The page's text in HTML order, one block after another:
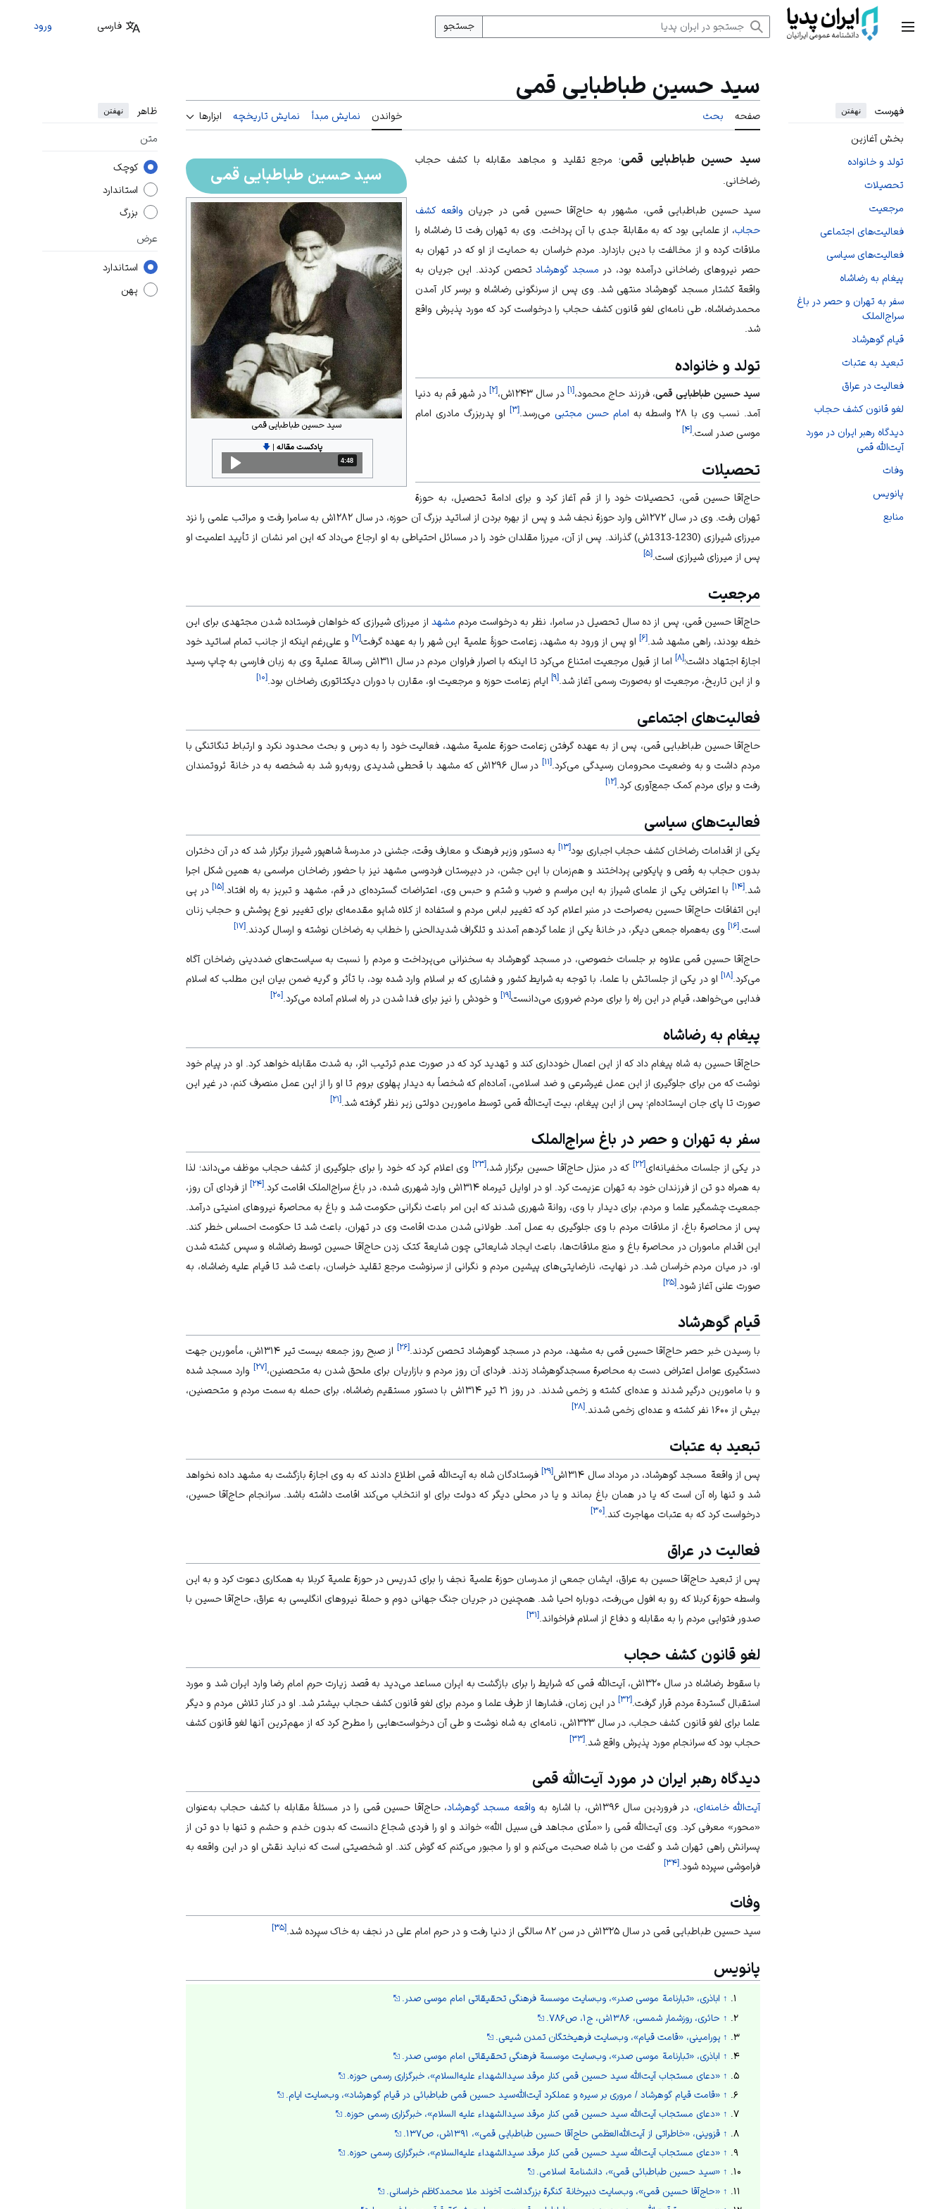
منوی اصلی
جستجو فارسی ورود
فهرست نهفتن
بخش آغازین
تولد و خانواده
تحصیلات
مرجعیت
فعالیت‌های اجتماعی
فعالیت‌های سیاسی
پیغام به رضاشاه
سفر به تهران و حصر در باغ
سراج‌الملک
قیام گوهرشاد
تبعید به عتبات
فعالیت‌‌ در عراق
لغو قانون کشف حجاب
دیدگاه رهبر ایران در مورد
آیت‌الله قمی
وفات
پانویس
منابع
سید حسین طباطبایی قمی
صفحه بحث خواندن نمایش مبدأ نمایش تاریخچه ابزارها ظاهر نهفتن
متن
کوچک
استاندارد
بزرگ
عرض
استاندارد
پهن
سید حسین طباطبایی قمی
سید حسین طباطبایی قمی
پادکست مقاله |
🡇
مدت: 4 دقیقه و 48 ثانیه
4:48
سید حسین طباطبایی قمی؛ مرجع تقلید و مجاهد مقابله با کشف حجاب
رضاخانی.
سید حسین طباطبایی قمی، مشهور به حاج‌آقا حسین قمی در جریان واقعه کشف
حجاب، از علمایی بود که به مقابلة جدی با آن پرداخت. وی به تهران رفت تا رضاشاه را
ملاقات کرده و از مخالفت با دین بازدارد. مردم خراسان به حمایت از او که در تهران به
حصر نیروهای رضاخانی درآمده بود، در مسجد گوهرشادتحصن کردند. این جریان به
واقعة کشتار مسجد گوهرشاد منتهی شد. وی پس از سرنگونی رضاشاه و برسر کار آمدن
محمدرضاشاه، طی نامه‌ای لغو قانون کشف حجاب را درخواست کرد که مورد پذیرش واقع
شد.
تولد و خانواده
سید حسین طباطبایی قمی، فرزند حاج محمود،[۱]در سال ۱۲۴۳ش، [۲] در شهر قم به دنیا
آمد. نسب وی با ۲۸ واسطه به
امام حسن مجتبی می‌رسد.[۳] او پدربزرگ مادری امام
موسی صدر است.[۴]
تحصیلات
حاج‌آقا حسین قمی، تحصیلات خود را از قم آغاز کرد و برای ادامة تحصیل، به حوزة
تهران رفت. وی در سال ۱۲۷۲ش وارد حوزة نجف شد و پس از بهره بردن از اساتید بزرگ آن حوزه، در سال ۱۲۸۲ش به سامرا رفت و مراتب علمی را نزد
میرزای شیرازی (1230-1313ش) گذراند. پس از آن، میرزا مقلدان خود را در مسائل احتیاطی به او ارجاع می‌داد که این امر نشان از تأیید اعلمیت او
پس از میرزای شیرازی است.[۵]
مرجعیت
حاج‌آقا حسین قمی، پس از ده سال تحصیل در سامرا، نظر به درخواست‌ مردم مشهد از میرزای شیرازیکه خواهان فرستاده شدن مجتهدی برای این
خطه بودند، راهی مشهد شد.[۶] او پس از ورود به مشهد، زعامت حوزۀ علمیة این شهر را به عهده گرفت[۷]و علی‌رغم اینکه از جانب تمام اساتید خود
اجازة اجتهاد داشت؛[۸]
اما از قبول مرجعیت امتناع می‌کرد تا اینکه با اصرار فراوان مردم در سال ۱۳۱۱ش رسالة عملیة وی به زبان فارسی به چاپ رسید
و از این تاریخ، مرجعیت او به‌صورت رسمی آغاز شد.[۹] ایام زعامت حوزه و مرجعیت او، مقارن با دوران دیکتاتوری رضاخان بود.[۱۰]
فعالیت‌های اجتماعی
حاج‌آقا حسین طباطبایی قمی، پس از به عهده گرفتن زعامت حوزة علمیة مشهد، فعالیت خود را به درس و بحث محدود نکرد و ارتباط تنگاتنگی با
مردم داشت و به وضعیت محرومان رسیدگی می‌کرد.[۱۱]
در سال‌ ۱۲۹۶ش که مشهد با قحطی شدیدی رو‌به‌رو شد به شخصه به در خانة ثروتمندان
رفت و برای مردم کمک جمع‌آوری کرد.[۱۲]
فعالیت‌های سیاسی
یکی از اقدامات رضاخان کشف حجاب اجباری بود[۱۳]به دستور وزیر فرهنگ و معارف وقت، جشنی در مدرسۀ شاهپور شیراز برگزار شد که در آن دختران
بدون حجاب به رقص و پایکوبی پرداختند و هم‌زمان با این جشن، در دبیرستان فردوسی مشهد نیز با حضور رضاخان مراسمی به همین شکل اجرا
شد. [۱۴]با اعتراض یکی از علمای شیراز به این مراسم و ضرب و شتم و حبس وی، اعتراضات گسترده‌ای در قم، مشهد و تبریز به راه افتاد. [۱۵]در پی
این اتفاقات حاج‌آقا حسین به‌صراحت در منبر اعلام کرد که تغییر لباس مردم و استفاده از کلاه شاپو مقدمه‌ای برای تغییر نوع پوشش و حجاب زنان
است. [۱۶] وی به‌همراه جمعی دیگر، در خانۀ یکی از علما گردهم آمدند و تلگراف شدیدالحنی را خطاب به رضاخان نوشته و ارسال کردند. [۱۷]
حاج‌آقا حسین قمی علاوه بر جلسات خصوصی، در مسجد گوهرشاد به سخنرانی می‌پرداخت و مردم را نسبت به سیاست‌های ضددینی رضاخان آگاه
می‌کرد. [۱۸] او در یکی از جلساتش با علما، با توجه به شرایط کشور و فشاری که بر اسلام وارد شده بود، با تأثر و گریه ضمن بیان این مطلب که اسلام
فدایی می‌خواهد، قیام در این راه را برای مردم ضروری می‌دانست[۱۹] و خودش را نیز برای فدا شدن در راه اسلام آماده می‌کرد. [۲۰]
پیغام به رضاشاه
حاج‌آقا حسین به شاه پیغام داد که از این اعمال خودداری کند و تهدید کرد که در صورت عدم ترتیب اثر، به شدت مقابله خواهد کرد. او در پیام خود
نوشت که من برای جلوگیری از این عمل غیرشرعی و ضد اسلامی، آماده‌ام که شخصاً به دیدار پهلوی بروم تا او را از این عمل منصرف کنم، در غیر این
صورت تا پای جان ایستاده‌ام؛ پس از این پیغام، بیت آیت‌الله قمی توسط مامورین دولتی زیر نظر گرفته شد. [۲۱]
سفر به تهران و حصر در باغ سراج‌الملک
در یکی از جلسات مخفیانه‌ای[۲۲] که در منزل حاج‌آقا حسین برگزار شد،[۲۳] وی اعلام کرد که خود را برای جلوگیری از کشف حجاب موظف می‌داند؛ لذا
به همراه دو تن از فرزندان خود به تهران عزیمت کرد. او در اوایل تیرماه ۱۳۱۴ش وارد شهرری شده، در باغ سراج‌الملک اقامت کرد.
[۲۴]از فردای آن روز،
جمعیت چشمگیر علما و مردم، برای دیدار با وی، روانة شهرری شدند که این امر باعث نگرانی حکومت شد و باغ به محاصرة نیروهای امنیتی درآمد.
پس از محاصرة باغ، از ملاقات مردم با وی جلوگیری به عمل آمد. طولانی شدن مدت اقامت وی در تهران، باعث شد تا حکومت احساس خطر کند.
این اقدام ماموران در محاصرة باغ و منع ملاقات‌ها، باعث ایجاد شایعاتی چون شایعة کتک زدن حاج‌آقا حسین توسط رضاشاه و سپس کشته شدن
او، در میان مردم خراسان شد. در نهایت، نارضایتی‌های پیشین مردم و نگرانی از سرنوشت مرجع تقلید خراسان، باعث شد تا قیام علیه رضاشاه، به
صورت علنی آغاز شود. [۲۵]
قیام گوهرشاد
با رسیدن خبر حصر حاج‌آقا حسین قمی به مشهد، مردم در مسجد گوهرشاد تحصن کردند.[۲۶]
از صبح روز جمعه بیست تیر ۱۳۱۴ش، مأمورین جهت
دستگیری عوامل اعتراض دست به محاصرة مسجدگوهرشاد زدند. فردای آن روز مردم و بازاریان برای ملحق شدن به متحصنین،[۲۷] وارد مسجد شده
و با مامورین درگیر شدند و عده‌ای کشته و زخمی شدند. در روز ۲۱ تیر ۱۳۱۴ش با دستور مستقیم رضاشاه، برای حمله به سمت مردم و متحصنین،
بیش از ۱۶۰۰ نفر کشته و عده‌ای زخمی شدند.
[۲۸]
تبعید به عتبات
پس از واقعة مسجد گوهرشاد، در مرداد‌ سال ۱۳۱۴ش [۲۹]فرستادگان شاه به آیت‌الله قمی اطلاع دادند که به وی اجازة بازگشت به مشهد داده نخواهد
شد و تنها راه آن است که یا در همان باغ بماند و یا در محلی دیگر که دولت برای او انتخاب می‌کند اقامت داشته باشد. سرانجام حاج‌آقا حسین،
درخواست کرد که به عتبات مهاجرت کند. [۳۰]
فعالیت‌‌ در عراق
پس از تبعید حاج‌آقا حسین به عراق، ایشان جمعی از مدرسان حوزة علمیة نجف را برای تدریس در حوزة علمیة کربلا به همکاری دعوت کرد و به این
واسطه حوزة کربلا که رو به افول می‌رفت، دوباره احیا شد. همچنین در جریان جنگ جهانی دوم و حملة نیروهای انگلیسی به عراق، حاج‌آقا حسین با
صدور فتوایی مردم را به مقابله و دفاع از اسلام فراخواند. [۳۱]
لغو قانون کشف حجاب
با سقوط رضاشاه در سال ۱۳۲۰ش، آیت‌الله قمی که شرایط را برای بازگشت به ایران مساعد می‌دید به قصد زیارت حرم امام رضاوارد ایران شد و مورد
استقبال گستردة مردم قرار گرفت. [۳۲]در این زمان، فشارها از طرف علما و مردم برای لغو قانون کشف حجاب بیشتر شد. او در کنار تلاش مردم و دیگر
علما برای لغو قانون کشف حجاب، در سال ۱۳۲۳ش، نامه‌ای به شاه نوشت و طی آن درخواست‌هایی را مطرح کرد که از مهم‌ترین آنها لغو قانون کشف
حجاب بود که سرانجام مورد پذیرش واقع شد. [۳۳]
دیدگاه رهبر ایران در مورد آیت‌الله قمی
آیت‌الله خامنه‌ای، در فروردین سال ۱۳۹۶ش، با اشاره به واقعه مسجد گوهرشاد، حاج‌آقا حسین قمی را در مسئلۀ مقابله با کشف حجاب به‌عنوان
«محور» معرفی کرد. وی آیت‌الله قمی را «ملّای مجاهد فی سبیل الله» خواند و او را فردی شجاع دانست که بدون خدم و حشم و تنها با دو تن از
پسرانش راهی تهران شد و گفت من با شاه صحبت می‌کنم و او را مجبور می‌کنم که گوش کند. او شخصیتی است که نباید نقش او در این واقعه به
فراموشی سپرده شود. [۳۴]
وفات
سید حسین طباطبایی قمی در سال ۱۳۲۵ش در سن ۸۲ سالگی از دنیا رفت و در حرم امام علی در نجف به خاک سپرده شد. [۳۵]
پانویس
↑ اباذری، «تبارنامة موسی صدر»، وب‌سایت موسسة فرهنگی تحقیقاتی امام موسی صدر.
↑ حائری، روزشمار شمسی، ۱۳۸۶ش، ج۱، ص۷۸۶.
↑ پورامینی، «قامت قیام»، وب‌سایت فرهیختگان تمدن شیعی.
↑ اباذری، «تبارنامة موسی صدر»، وب‌سایت موسسة فرهنگی تحقیقاتی امام موسی صدر.
↑ «دعای مستجاب آیت‌الله سید حسین قمی کنار مرقد سیدالشهداء علیه‌السلام»، خبرگزاری رسمی حوزه.
↑ «قامت قیام گوهرشاد / مروری بر سیره و عملکرد آیت‌الله‌سید حسین قمی طباطبائی در قیام گوهرشاد»، وب‌سایت ایام.
↑ «دعای مستجاب آیت‌الله سید حسین قمی کنار مرقد سیدالشهداء علیه السلام»، خبرگزاری رسمی حوزه.
↑ قزوینی، «خاطراتی از آیت‌الله‌العظمی حاج‌آقا حسین طباطبایی قمی»، ۱۳۹۱ش، ص۱۳۷.
↑ «دعای مستجاب آیت‌الله سید حسین قمی کنار مرقد سیدالشهداء علیه‌السلام»، خبرگزاری رسمی حوزه.
↑ «سید حسین طباطبائی قمی»، دانشنامة اسلامی.
↑ «حاج‌آقا حسین قمی»، وب‌سایت دبیرخانة کنگرة بزرگداشت آخوند ملا محمد‌کاظم خراسانی.